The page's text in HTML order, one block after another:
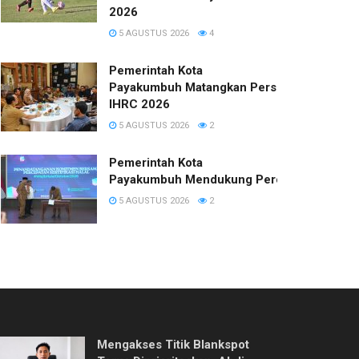
2026
5 AGUSTUS 2026 4
Pemerintah Kota
Payakumbuh Matangkan Persiapan
IHRC 2026
5 AGUSTUS 2026 2
Pemerintah Kota
Payakumbuh Mendukung Percepatan
5 AGUSTUS 2026 2
Mengakses Titik Blankspot